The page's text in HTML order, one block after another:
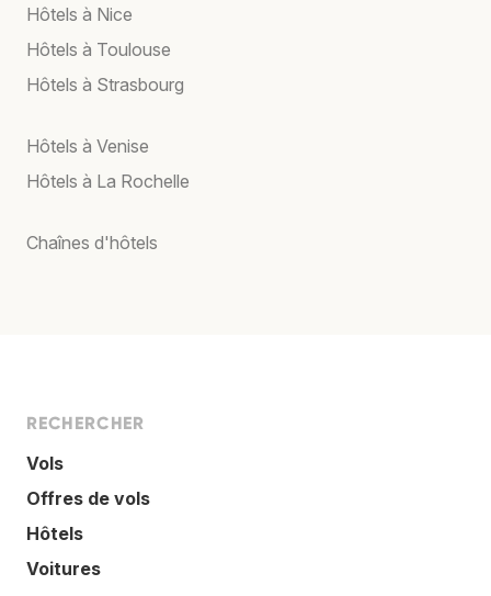
Hôtels à Nice
Hôtels à Toulouse
Hôtels à Strasbourg
Hôtels à Venise
Hôtels à La Rochelle
Chaînes d'hôtels
RECHERCHER
Vols
Offres de vols
Hôtels
Voitures